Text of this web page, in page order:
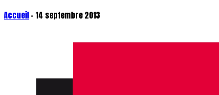
Accueil - 14 septembre 2013